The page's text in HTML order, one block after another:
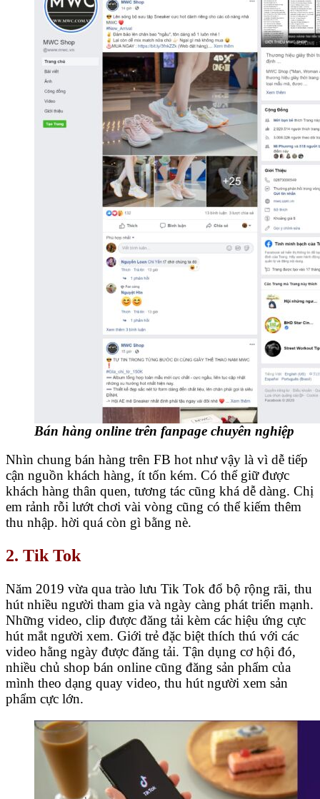
Bán hàng online trên fanpage chuyên nghiệp
Nhìn chung bán hàng trên FB hot như vậy là vì dễ tiếp
cận nguồn khách hàng, ít tốn kém. Có thể giữ được
khách hàng thân quen, tương tác cũng khá dễ dàng. Chị
em rảnh rỗi lướt chơi vài vòng cũng có thể kiếm thêm
thu nhập. hời quá còn gì bằng nè.
2. Tik Tok
Năm 2019 vừa qua trào lưu Tik Tok đổ bộ rộng rãi, thu
hút nhiều người tham gia và ngày càng phát triển mạnh.
Những video, clip được đăng tải kèm các hiệu ứng cực
hút mắt người xem. Giới trẻ đặc biệt thích thú với các
video hằng ngày được đăng tải. Tận dụng cơ hội đó,
nhiều chủ shop bán online cũng đăng sản phẩm của
mình theo dạng quay video, thu hút người xem sản
phẩm cực lớn.